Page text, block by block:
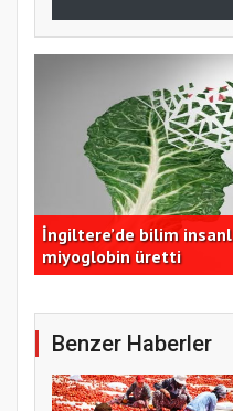
İzmir Büyükşehir
domatesi destekliyor
Benzer Haberler